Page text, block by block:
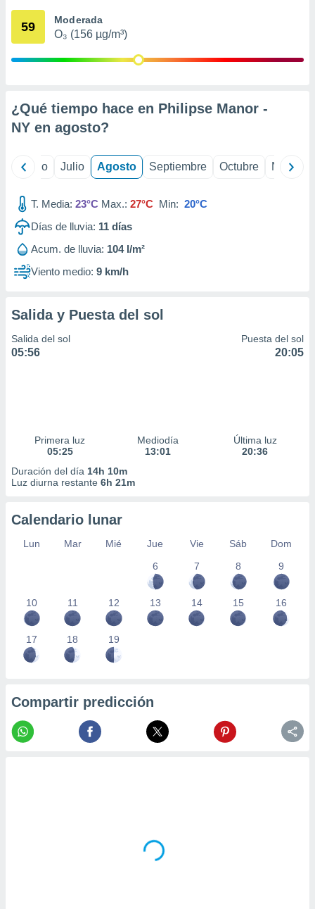
mediante
publicidad
1199
59 Moderada
O₃ (156 µg/m³)
¿Qué tiempo hace en Philipse Manor -
NY en agosto?
Junio Julio Agosto Septiembre Octubre
T. Media: 23°C Max.: 27°C Min: 20°C
Días de lluvia: 11 días
Acum. de lluvia: 104 l/m²
Viento medio: 9 km/h
Salida y Puesta del sol
Salida del sol
05:56
Puesta del sol
20:05
Primera luz
05:25
Mediodía
13:01
Última luz
20:36
Duración del día 14h 10m
Luz diurna restante 6h 21m
Calendario lunar
Lun Mar Mié Jue Vie Sáb
Dom
6
7 8 9
10 11 12 13 14 15 16
17 18 19
Compartir predicción